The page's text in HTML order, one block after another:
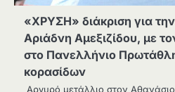
«ΧΡΥΣΗ» διάκριση για
Αριάδνη Αμεξιζίδου, με
στο Πανελλήνιο
κορασίδων
Αργυρό μετάλλιο στον